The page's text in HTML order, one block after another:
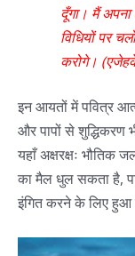
दूँगा। मैं अपना
विधियों पर
करोगे।
इन आयतों में पवित्र
और पापों से शुद्धिकरण
यहाँ अक्षरक्षः भौतिक
का मैल धुल सकता है,
इंगित करने के लिए हुआ